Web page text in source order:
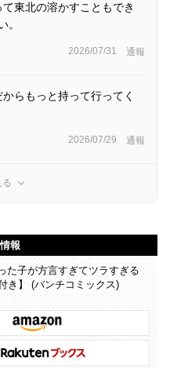
東北の溶かすこともでき
。
2026/07/31 通報
らもっと持って行ってく
2026/07/29 通報
る
報
た子が方言すぎてツラすぎる
き】 (バンチコミックス)